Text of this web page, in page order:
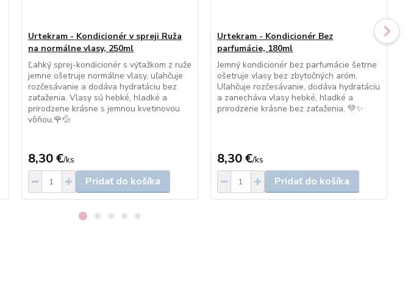
Urtekram - Kondicionér v spreji Ruža
na normálne vlasy, 250ml
Ľahký sprej-kondicionér s výťažkom z ruže
jemne ošetruje normálne vlasy, uľahčuje
rozčesávanie a dodáva hydratáciu bez
zaťaženia. Vlasy sú hebké, hladké a
prirodzene krásne s jemnou kvetinovou
vôňou.🌹💦
8,30 €/ks
Pridať do košíka
Urtekram - Kondicionér Bez
parfumácie, 180ml
Jemný kondicionér bez parfumácie šetrne
ošetruje vlasy bez zbytočných aróm.
Uľahčuje rozčesávanie, dodáva hydratáciu
a zanecháva vlasy hebké, hladké a
prirodzene krásne bez zaťaženia. 💚✨
8,30 €/ks
Pridať do košíka